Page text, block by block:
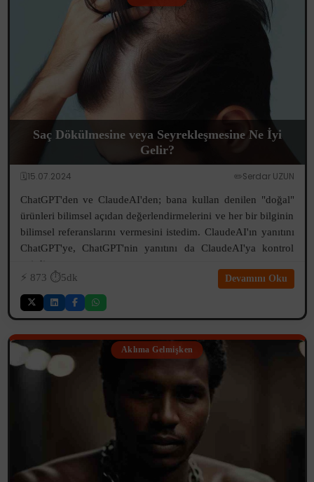
Saç Dökülmesine veya Seyrekleşmesine Ne İyi
Gelir?
🗓️15.07.2024 ✏️Serdar UZUN
ChatGPT'den ve ClaudeAI'den; bana kullan denilen "doğal"
ürünleri bilimsel açıdan değerlendirmelerini ve her bir bilginin
bilimsel referanslarını vermesini istedim. ClaudeAI'ın yanıtını
ChatGPT'ye, ChatGPT'nin yanıtını da ClaudeAI'ya kontrol
ettirdim...
⚡️ 873 ⏱️5dk Devamını Oku
Aklıma Gelmişken